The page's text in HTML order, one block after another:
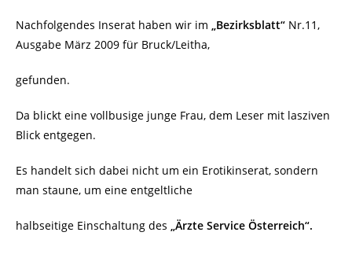
Nachfolgendes Inserat haben wir im „Bezirksblatt“ Nr.11,
Ausgabe März 2009 für Bruck/Leitha,
gefunden.
Da blickt eine vollbusige junge Frau, dem Leser mit lasziven
Blick entgegen.
Es handelt sich dabei nicht um ein Erotikinserat, sondern
man staune, um eine entgeltliche
halbseitige Einschaltung des „Ärzte Service Österreich“.